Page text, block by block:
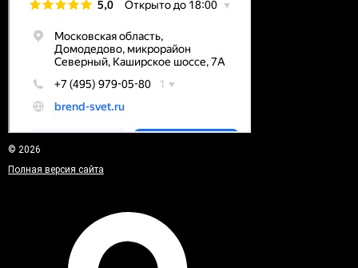
© 2026
Полная версия сайта